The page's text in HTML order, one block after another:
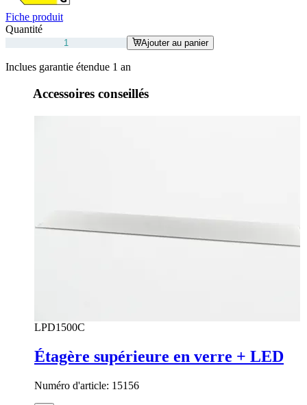
Fiche produit
Quantité
Ajouter au panier
Inclues garantie étendue 1 an
Accessoires conseillés
LPD1500C
Étagère supérieure en verre + LED
Numéro d'article: 15156